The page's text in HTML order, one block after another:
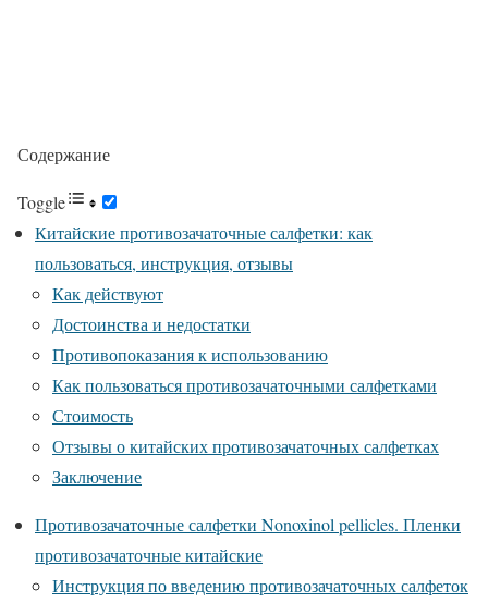
Содержание
Toggle
Китайские противозачаточные салфетки: как
пользоваться, инструкция, отзывы
Как действуют
Достоинства и недостатки
Противопоказания к использованию
Как пользоваться противозачаточными салфетками
Стоимость
Отзывы о китайских противозачаточных салфетках
Заключение
Противозачаточные салфетки Nonoxinol pellicles. Пленки
противозачаточные китайские
Инструкция по введению противозачаточных салфеток